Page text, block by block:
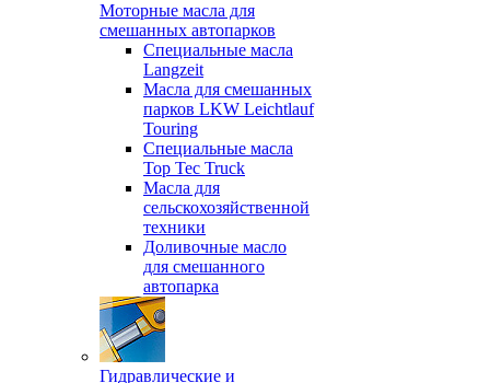
Моторные масла для
смешанных автопарков
Специальные масла
Langzeit
Масла для смешанных
парков LKW Leichtlauf
Touring
Специальные масла
Top Tec Truck
Масла для
сельскохозяйственной
техники
Доливочные масло
для смешанного
автопарка
Гидравлические и